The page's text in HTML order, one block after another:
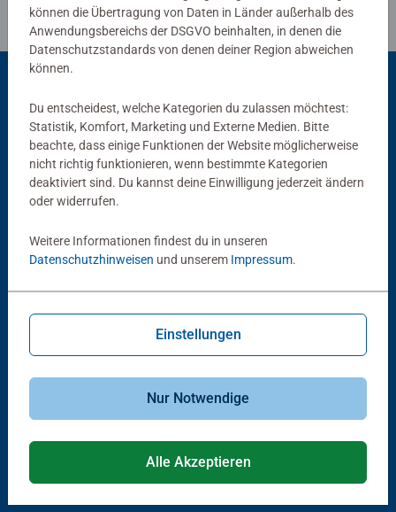
Beliebte Auswahl
Andere Kunden mögen auch
Ich bin die kleine Biene
Babybücher & Pappbilderbücher
können die Übertragung von Daten in Länder außerhalb des
Anwendungsbereichs der DSGVO beinhalten, in denen die
Datenschutzstandards von denen deiner Region abweichen
können.
Du entscheidest, welche Kategorien du zulassen möchtest:
Statistik, Komfort, Marketing und Externe Medien. Bitte
beachte, dass einige Funktionen der Website möglicherweise
nicht richtig funktionieren, wenn bestimmte Kategorien
deaktiviert sind. Du kannst deine Einwilligung jederzeit ändern
oder widerrufen.
Weitere Informationen findest du in unseren
Datenschutzhinweisen und unserem Impressum.
Einstellungen
Nur Notwendige
Alle Akzeptieren